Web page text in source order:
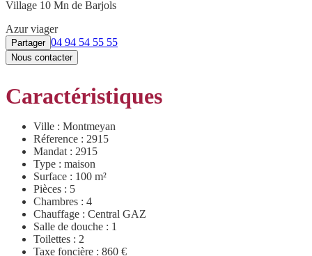
Village 10 Mn de Barjols
Azur viager
Partager 04 94 54 55 55
Nous contacter
Caractéristiques
Ville : Montmeyan
Réference : 2915
Mandat : 2915
Type : maison
Surface : 100 m²
Pièces : 5
Chambres : 4
Chauffage : Central GAZ
Salle de douche : 1
Toilettes : 2
Taxe foncière : 860 €